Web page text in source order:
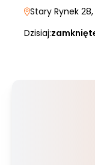
Stary Rynek 28
Dzisiaj: